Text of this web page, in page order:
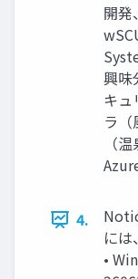
開発
興味
キュ
ラ
（
4.
に
•